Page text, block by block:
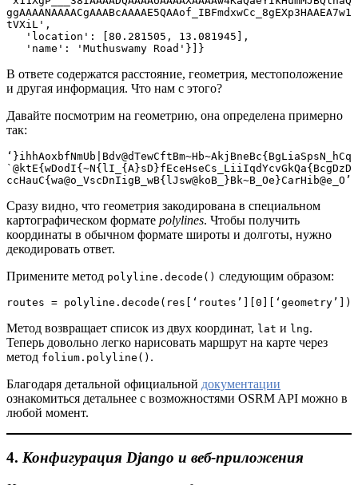
ggAAAANAAAACgAAABcAAAAE5QAAof_IBFmdxwCc_8gEXp3HAAEA7w1
tVXiL',
   'name': 'Muthuswamy Road'}]}
В ответе содержатся расстояние, геометрия, местоположение
и другая информация. Что нам с этого?
Давайте посмотрим на геометрию, она определена примерно
так:
‘}ihhAoxbfNmUb|Bdv@dTewCftBm~Hb~AkjBneBc{BgLiaSpsN_hCq
`@ktE{wDodI{~N{lI_{A}sD}fEceHseCs_LiiIqdYcvGkQa{BcgDzD
ccHauC{wa@o_VscDnIigB_wB{lJsw@koB_}Bk~B_Oe}CarHib@e_O’
Сразу видно, что геометрия закодирована в специальном
картографическом формате polylines. Чтобы получить
координаты в обычном формате широты и долготы, нужно
декодировать ответ.
Примените метод polyline.decode() следующим образом:
routes = polyline.decode(res[‘routes’][0][‘geometry’])
Метод возвращает список из двух координат, lat и lng.
Теперь довольно легко нарисовать маршрут на карте через
метод folium.polyline() .
Благодаря детальной официальной документации
ознакомиться детальнее с возможностями OSRM API можно в
любой момент.
4. Конфигурация Django и веб-приложения